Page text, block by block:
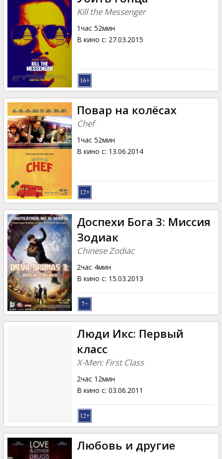
Kill the Messenger
1час 52мин
В кино с: 27.03.2015
Повар на колёсах
Chef
1час 52мин
В кино с: 13.06.2014
Доспехи Бога 3: Миссия
Зодиак
Chinese Zodiac
2час 4мин
В кино с: 15.03.2013
Люди Икс: Первый
класс
X-Men: First Class
2час 12мин
В кино с: 03.06.2011
Любовь и другие